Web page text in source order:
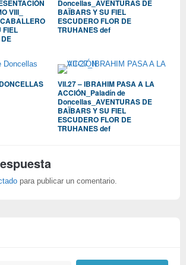
VIII_
FIEL
Doncellas_AVENTURAS DE
BAÏBARS Y SU FIEL
ESCUDERO FLOR DE
TRUHANES def
VII.27 – IBRAHIM PASA A LA
ACCIÓN_Paladín de
Doncellas_AVENTURAS DE
BAÏBARS Y SU FIEL
ESCUDERO FLOR DE
TRUHANES def
para publicar un comentario.